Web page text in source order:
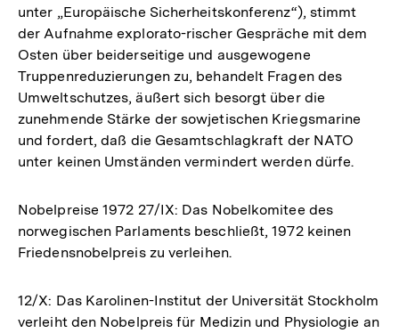
unter „Europäische Sicherheitskonferenz“), stimmt
der Aufnahme explorato-rischer Gespräche mit dem
Osten über beiderseitige und ausgewogene
Truppenreduzierungen zu, behandelt Fragen des
Umweltschutzes, äußert sich besorgt über die
zunehmende Stärke der sowjetischen Kriegsmarine
und fordert, daß die Gesamtschlagkraft der NATO
unter keinen Umständen vermindert werden dürfe.
Nobelpreise 1972 27/IX: Das Nobelkomitee des
norwegischen Parlaments beschließt, 1972 keinen
Friedensnobelpreis zu verleihen.
12/X: Das Karolinen-Institut der Universität Stockholm
verleiht den Nobelpreis für Medizin und Physiologie an